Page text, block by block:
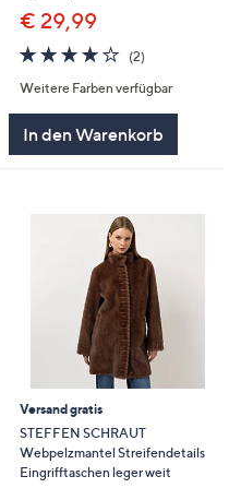
€ 29,99
4.0
von
5
(2)2
Weitere Farben verfügbar
In den Warenkorb
Versand gratis
STEFFEN SCHRAUT
Webpelzmantel Streifendetails
Eingrifftaschen leger weit